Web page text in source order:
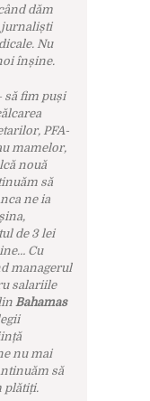
dăm
jurnaliști
Nu
înșine.
să fim puși
PFA-
mamelor,
nouă
să
ne ia
de 3 lei
Cu
managerul
salariile
Bahamas
nu mai
să
plătiți.